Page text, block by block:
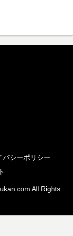
バシーポリシー
All Rights